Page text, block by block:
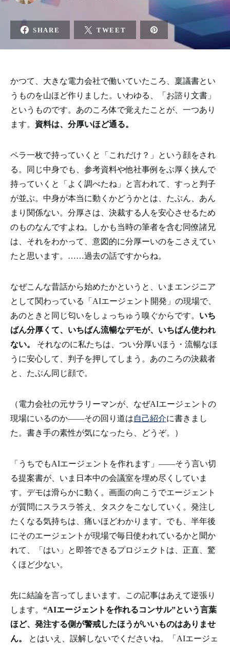
SHARE TWEET
かつて、大きな電力会社で働いていたころ、稟議書とい
うものを山ほど作りました。いわゆる、「お諮り文書」
というものです。あのころ体で覚えたことが、一つあり
ます。 資料は、分厚いほど通る。
ペラ一枚で持っていくと「これだけ？」という顔をされ
る。同じ中身でも、参考資料や他社事例をぶ厚く挟んで
持っていくと「よく調べたね」と言われて、すっと判子
が並ぶ。中身が本当に動くかどうかとは、たぶん、あん
まり関係ない。分厚さは、決裁する人を安心させるため
のものなんですよね。しかも当時の筆者を含む同僚諸兄
は、それをわかって、意図的に分厚ーいのをこさえてい
たと思います。……過去の話ですからね。
なぜこんな昔話から始めたかというと、いまエンジニア
として関わっている「AIエージェント開発」の現場で、
あのときと同じ匂いをしょっちゅう嗅ぐからです。 いち
ばん分厚くて、いちばん流暢なデモが、いちばん使われ
ない。
それなのに私たちは、つい分厚いほう・流暢なほ
うに安心して、判子を押してしまう。あのころの決裁者
と、たぶん同じ顔で。
（電力会社の元サラリーマンが、なぜAIエージェントの
現場にいるのか——その回り道は自己紹介に書きまし
た。書き手の素性が気になったら、どうぞ。）
「うちでもAIエージェントを作れます」――そう言い切
る提案書が、いま日本中の会議室を埋め尽くしていま
す。デモは滑らかに動く。画面の向こうでエージェント
が質問にスラスラ答え、タスクをこなしていく。発注し
たくなる気持ちは、痛いほどわかります。でも、半年後
にそのエージェントが現場で毎日使われているかと聞か
れて、「はい」と即答できるプロジェクトは、正直、驚
くほど少ない。
先に結論を言ってしまいます。この記事はあえて逆張り
します。 “AIエージェントを作れるコンサル”という言葉
ほど、発注する側が警戒したほうがいいものはありませ
ん。
とはいえ、誤解しないでくださいね。「AIエージェ